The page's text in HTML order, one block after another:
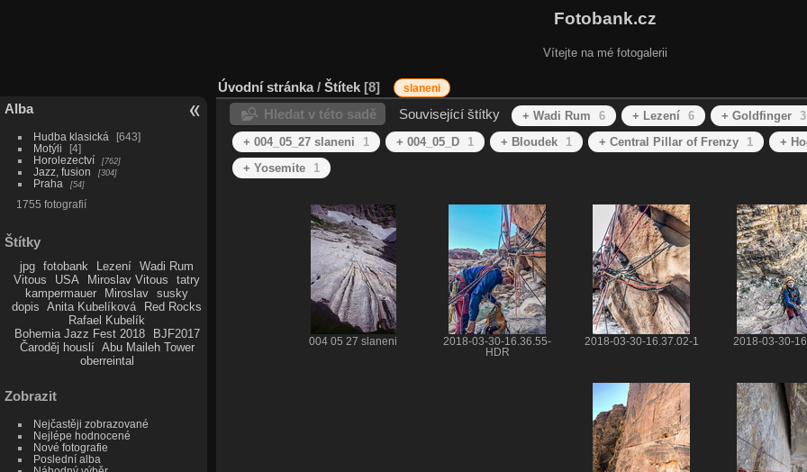
Fotobank.cz
Vítejte na mé fotogalerii
Alba
Hudba klasická
643
Motýli
4
Horolezectví
762
Jazz, fusion 304
Praha 54
1755 fotografií
Štítky
jpg fotobank Lezení
Wadi Rum
Vitous
USA Miroslav Vitous
tatry
kampermauer
Miroslav
susky
dopis
Anita Kubelíková
Red Rocks
Rafael Kubelík
Bohemia Jazz Fest 2018
BJF2017
Čaroděj houslí Abu Maileh Tower
oberreintal
Zobrazit
Nejčastěji zobrazované
Nejlépe hodnocené
Nové fotografie
Poslední alba
Úvodní stránka/ Štítek 8 slaneni
Hledat v této sadě Související štítky + Wadi Rum 6 + Lezení 6 + Goldfinger 3
+ 004_05_27 slaneni
1 + 004_05_D 1 + Bloudek 1 + Central Pillar of Frenzy 1
+
+ Yosemite
1
004 05 27 slaneni
2018-03-30-16.36.55-
HDR
2018-03-30-16.37.02-1 2018-03-30-